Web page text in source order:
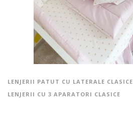
LENJERII PATUT CU LATERALE CLASICE
LENJERII CU 3 APARATORI CLASICE